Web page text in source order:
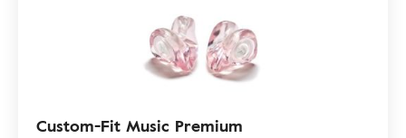
Custom-Fit Music Premium